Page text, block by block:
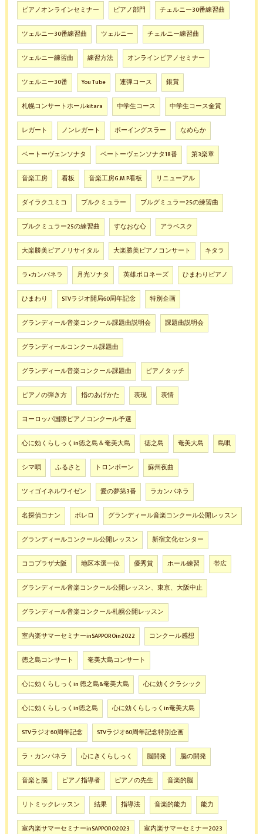
ピアノオンラインセミナー ピアノ部門 チェルニー30番練習曲
ツェルニー30番練習曲 ツェルニー チェルニー練習曲
ツェルニー練習曲 練習方法 オンラインピアノセミナー
ツェルニー30番 You Tube 連弾コース 銀賞
札幌コンサートホールkitara 中学生コース 中学生コース金賞
レガート ノンレガート ボーイングスラー なめらか
ベートーヴェンソナタ ベートーヴェンソナタ18番 第3楽章
音楽工房 看板 音楽工房G.M.P看板 リニューアル
ダイラクユミコ ブルクミュラー ブルグミュラー25の練習曲
ブルクミュラー25の練習曲 すなおな心 アラベスク
大楽勝美ピアノリサイタル 大楽勝美ピアノコンサート キタラ
ラ•カンパネラ 月光ソナタ 英雄ポロネーズ ひまわりピアノ
ひまわり STVラジオ開局60周年記念 特別企画
グランディール音楽コンクール課題曲説明会 課題曲説明会
グランディールコンクール課題曲
グランディール音楽コンクール課題曲 ピアノタッチ
ピアノの弾き方 指のあげかた 表現 表情
ヨーロッパ国際ピアノコンクール予選
心に効くらしっくin徳之島＆奄美大島 徳之島 奄美大島 島唄
シマ唄 ふるさと トロンボーン 蘇州夜曲
ツィゴイネルワイゼン 愛の夢第3番 ラカンパネラ
名探偵コナン ボレロ グランディール音楽コンクール公開レッスン
グランディールコンクール公開レッスン 新宿文化センター
ココプラザ大阪 地区本選一位 優秀賞 ホール練習 帯広
グランディール音楽コンクール公開レッスン、東京、大阪中止
グランディール音楽コンクール札幌公開レッスン
室内楽サマーセミナーinSAPPOROin2022 コンクール感想
徳之島コンサート 奄美大島コンサート
心に効くらしっくin 徳之島&奄美大島 心に効くクラシック
心に効くらしっくin徳之島 心に効くらしっくin奄美大島
STVラジオ60周年記念 STVラジオ60周年記念特別企画
ラ・カンパネラ 心にきくらしっく 脳開発 脳の開発
音楽と脳 ピアノ指導者 ピアノの先生 音楽的脳
リトミックレッスン 結果 指導法 音楽的能力 能力
室内楽サマーセミナーinSAPPORO2023 室内楽サマーセミナー2023